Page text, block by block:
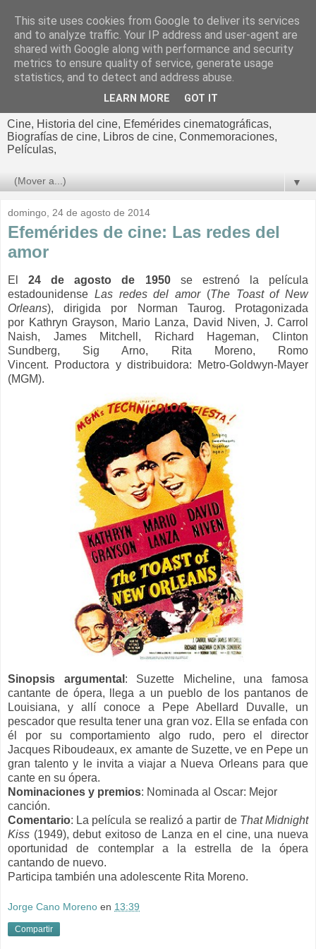
El cultural
cinematográfico de Jorge
Cine, Historia del cine, Efemérides cinematográficas,
Biografías de cine, Libros de cine, Conmemoraciones,
Películas,
▼
domingo, 24 de agosto de 2014
Efemérides de cine: Las redes del
amor
El24 de agosto de 1950se estrenó la película
estadounidense Las redes del amor(The Toast of New
Orleans), dirigida por
Norman Taurog. Protagonizada
por Kathryn Grayson, Mario Lanza, David Niven, J. Carrol
Naish, James Mitchell, Richard Hageman, Clinton
Sundberg, Sig Arno, Rita Moreno, Romo
Vincent.
Productora y distribuidora:
Metro-Goldwyn-Mayer
(MGM).
Sinopsis argumental : Suzette Micheline, una famosa
cantante de ópera, llega a un pueblo de los pantanos de
Louisiana, y allí conoce a Pepe Abellard Duvalle, un
pescador que resulta tener una gran voz. Ella se enfada con
él por su comportamiento algo rudo, pero el director
Jacques Riboudeaux, ex amante de Suzette, ve en Pepe un
gran talento y le invita a viajar a Nueva Orleans para que
cante en su ópera.
Nominaciones y premios: Nominada al Oscar: Mejor
canción.
Comentario: La película se realizó a partir deThat Midnight
Kiss (1949), debut exitoso de Lanza en el cine, una nueva
oportunidad de contemplar a la estrella de la ópera
cantando de nuevo.
Participa también una adolescente Rita Moreno.
Jorge Cano Moreno en 13:39
Compartir
This site uses cookies from Google to deliver its services
and to analyze traffic. Your IP address and user-agent are
shared with Google along with performance and security
metrics to ensure quality of service, generate usage
statistics, and to detect and address abuse.
LEARN MORE GOT IT